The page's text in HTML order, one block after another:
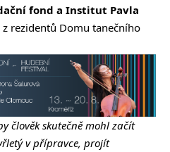
fond a Institut Pavla
rezidentů Domu tanečního
člověk skutečně mohl začít
v přípravce, projít